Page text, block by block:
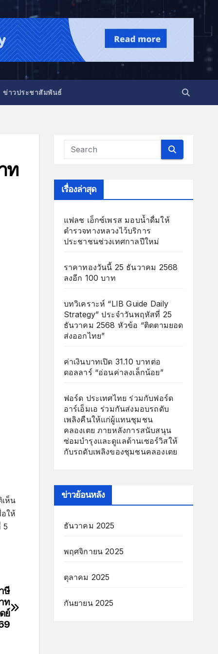
ข่าวประชาสัมพันธ์
ท
ห็น
ให้
5
ษี
ท
ย์
เรื่องล่าสุด
แฟลช เอ็กซ์เพรส มอบน้ำดื่มให้
ตำรวจทางหลวงไว้บริการ
ประชาชนช่วงเทศกาลปีใหม่
ราคาทองวันนี้ 25 ธันวาคม 2568
ลงอีก 100 บาท
บทวิเคราะห์ “LIB Guide Daily
Strategy” ประจำวันพฤหัสที่ 25
ธันวาคม 2568 หัวข้อ “ติดตามยอด
ส่งออกไทย”
ค่าเงินบาทเปิด 31.10 บาทต่อ
ดอลลาร์ “อ่อนค่าลงเล็กน้อย”
ฟอร์ด ประเทศไทย ร่วมกับฟอร์ด
อาร์เอ็มเอ ร่วมกันส่งมอบรถดับ
เพลิงคืนให้แก่ผู้แทนชุมชน
คลองเตย ภายหลังการสนับสนุน
ซ่อมบำรุงและดูแลด้านเซอร์วิสให้
กับรถดับเพลิงของชุมชนคลองเตย
ข่าวย้อนหลัง
ธันวาคม 2025
พฤศจิกายน 2025
ตุลาคม 2025
กันยายน 2025